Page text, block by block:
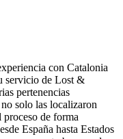
con Catalonia
servicio de Lost &
pertenencias
solo las localizaron
proceso de forma
España hasta Estados